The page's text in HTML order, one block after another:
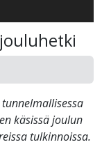
käsissä joulun
tulkinnoissa.